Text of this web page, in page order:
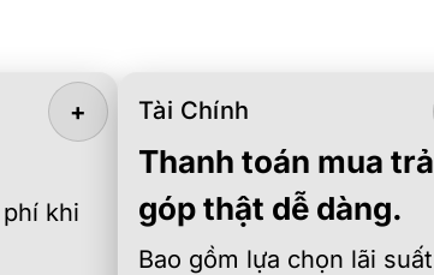
khi
+ Tài Chính
Thanh toán mua trả
góp thật dễ dàng.
Bao gồm lựa chọn lãi suất